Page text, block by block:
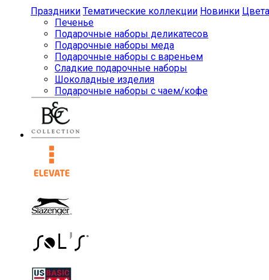
Праздники Тематические коллекции Новинки Цвета
Печенье
Подарочные наборы деликатесов
Подарочные наборы меда
Подарочные наборы с вареньем
Сладкие подарочные наборы
Шоколадные изделия
Подарочные наборы с чаем/кофе